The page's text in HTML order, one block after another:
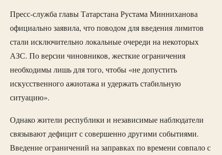
Пресс-служба главы Татарстана Рустама Минниханова
официально заявила, что поводом для введения лимитов
стали исключительно локальные очереди на некоторых
АЗС. По версии чиновников, жесткие ограничения
необходимы лишь для того, чтобы «не допустить
искусственного ажиотажа и удержать стабильную
ситуацию».
Однако жители республики и независимые наблюдатели
связывают дефицит с совершенно другими событиями.
Введение ограничений на заправках по времени совпало с